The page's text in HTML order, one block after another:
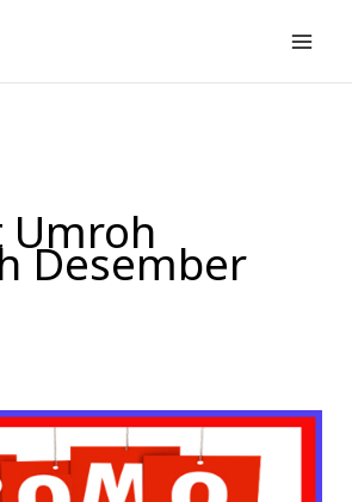
Umroh
Desember